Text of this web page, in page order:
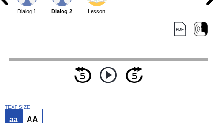
Dialog 1 Dialog 2 Lesson
TEXT SIZE
aa AA